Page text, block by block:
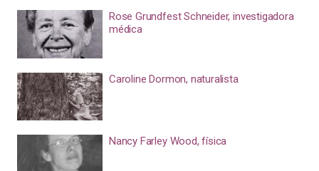
Rose Grundfest Schneider, investigadora
médica
Caroline Dormon, naturalista
Nancy Farley Wood, física